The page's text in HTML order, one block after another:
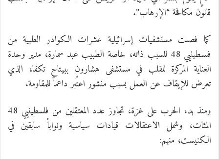
قانون مكافحة “الإرهاب”.
كما فصلت مستشفيات إسرائيلية عشرات الكوادر الطبية من
فلسطينيي 48 للسبب ذاته، خاصة الطبيب عبد سمارة، مدير وحدة
العناية المركزة للقلب في مستشفى هشارون ببيتاح تكفا، الذي
تعرض للإيقاف عن العمل بسبب منشور اعتُبر داعماً للمقاومة.
ومنذ بدء الحرب على غزة، تجاوز عدد المعتقلين من فلسطينيي 48
المئات، وشمل الاعتقالات قيادات سياسية ونواباً سابقين في
الكنيست، منهم: